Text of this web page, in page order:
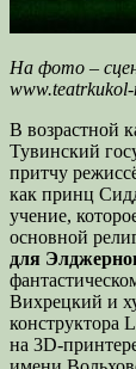
На фото –
В возрастной
Тувинский
притчу
как принц
учение,
основной
для
Вихрецкий и
конструктора
на 3D-